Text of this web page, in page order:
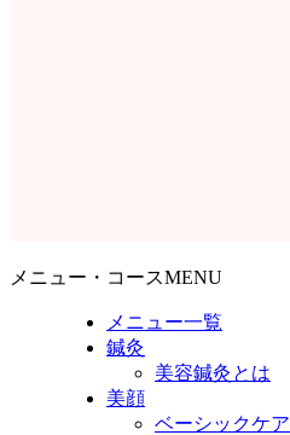
メニュー・コースMENU
メニュー一覧
鍼灸
美容鍼灸とは
美顔
ベーシックケア